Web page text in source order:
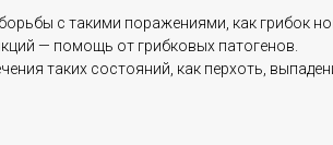
с такими поражениями, как грибок
— помощь от грибковых патогенов.
таких состояний, как перхоть,